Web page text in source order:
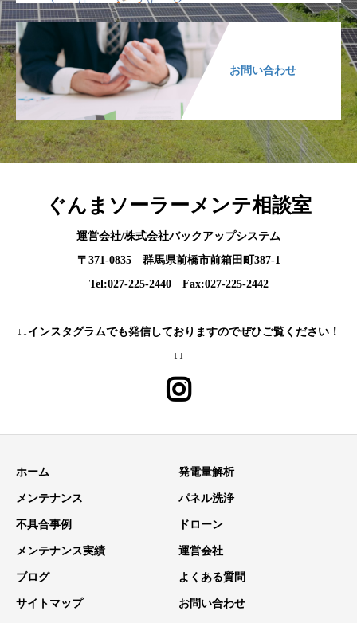
お問い合わせ
ぐんまソーラーメンテ相談室
運営会社/株式会社バックアップシステム
〒371-0835 群馬県前橋市前箱田町387-1
Tel:027-225-2440 Fax:027-225-2442
↓↓インスタグラムでも発信しておりますのでぜひご覧ください！
↓↓
ホーム 発電量解析
メンテナンス パネル洗浄
不具合事例 ドローン
メンテナンス実績 運営会社
ブログ よくある質問
サイトマップ お問い合わせ